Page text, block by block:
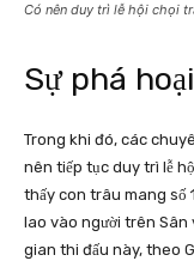
Có nên duy trì lễ hội chọi
Sự phá
Trong khi đó, các
nên tiếp tục duy trì lễ
thấy con trâu mang số
lao vào người trên Sân
gian thi đấu này, theo